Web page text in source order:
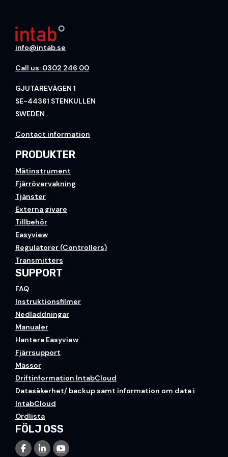
info@intab.se
Call us: 0302 246 00
GJUTAREVÄGEN 1
SE-44361 STENKULLEN
SWEDEN
Contact information
PRODUKTER
Mätinstrument
Fjärrövervakning
Tjänster
Externa givare
Tillbehör
Easyview
Regulatorer (Controllers)
Transmitters
SUPPORT
FAQ
Instruktionsfilmer
Nedladdningar
Manualer
Hantera Easyview
Fjärrsupport
Mässor
Driftinformation IntabCloud
Datasäkerhet/ backup samt information om data i
IntabCloud
Ordlista
FÖLJ OSS